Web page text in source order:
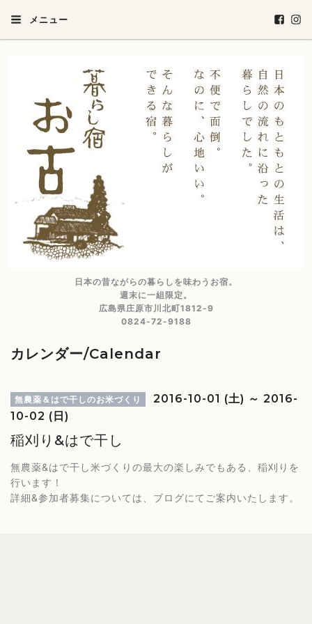
メニュー
日本の昔ながらの暮らしを味わうお宿。
週末に一組限定。
広島県庄原市川北町1812-9
0824-72-9188
カレンダー/Calendar
無農薬＆はで干しのお米づくり
2016-10-01 (土) ～ 2016-
10-02 (日)
稲刈り&はで干し
無農薬&はで干し米づくりの最大の楽しみでもある、稲刈りを
行います！
詳細&参加者募集については、ブログにてご案内いたします。